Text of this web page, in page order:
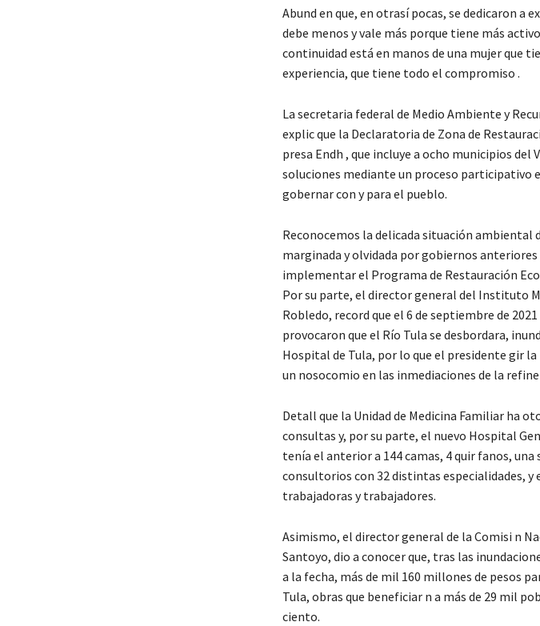
Abund en que, en otrasí pocas, se dedicaron a
debe menos y vale más porque tiene más
continuidad está en manos de una mujer que
experiencia, que tiene todo el compromiso .
La secretaria federal de Medio Ambiente y
explic que la Declaratoria de Zona de
presa Endh , que incluye a ocho municipios
soluciones mediante un proceso participativo
gobernar con y para el pueblo.
Reconocemos la delicada situación ambiental
marginada y olvidada por gobiernos
implementar el Programa de Restauración
Por su parte, el director general del Instituto
Robledo, record que el 6 de septiembre de
provocaron que el Río Tula se desbordara,
Hospital de Tula, por lo que el presidente gir
un nosocomio en las inmediaciones de la
Detall que la Unidad de Medicina Familiar ha
consultas y, por su parte, el nuevo Hospital
tenía el anterior a 144 camas, 4 quir fanos, una
consultorios con 32 distintas especialidades,
trabajadoras y trabajadores.
Asimismo, el director general de la Comisi n
Santoyo, dio a conocer que, tras las
a la fecha, más de mil 160 millones de pesos
Tula, obras que beneficiar n a más de 29 mil
ciento.